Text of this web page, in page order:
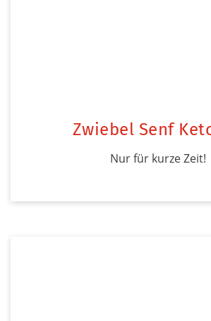
Zwiebel Senf
Nur für kurze Zeit!